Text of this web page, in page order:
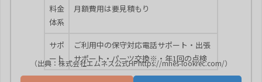
料金
体系
月額費用は要見積もり
サポ
ート
ご利用中の保守対応電話サポート・出張
サポート・パーツ交換※・年1回の点検
（出典：株式会社エムネス公式HPhttps://mnes-lookrec.com/）